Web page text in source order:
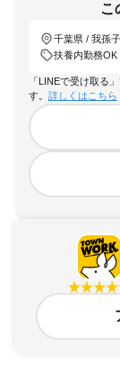
こ
千葉県 / 我孫
扶養内勤務OK
「LINEで受け取る
す。 詳しくはこちら